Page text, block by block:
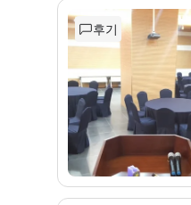
후기